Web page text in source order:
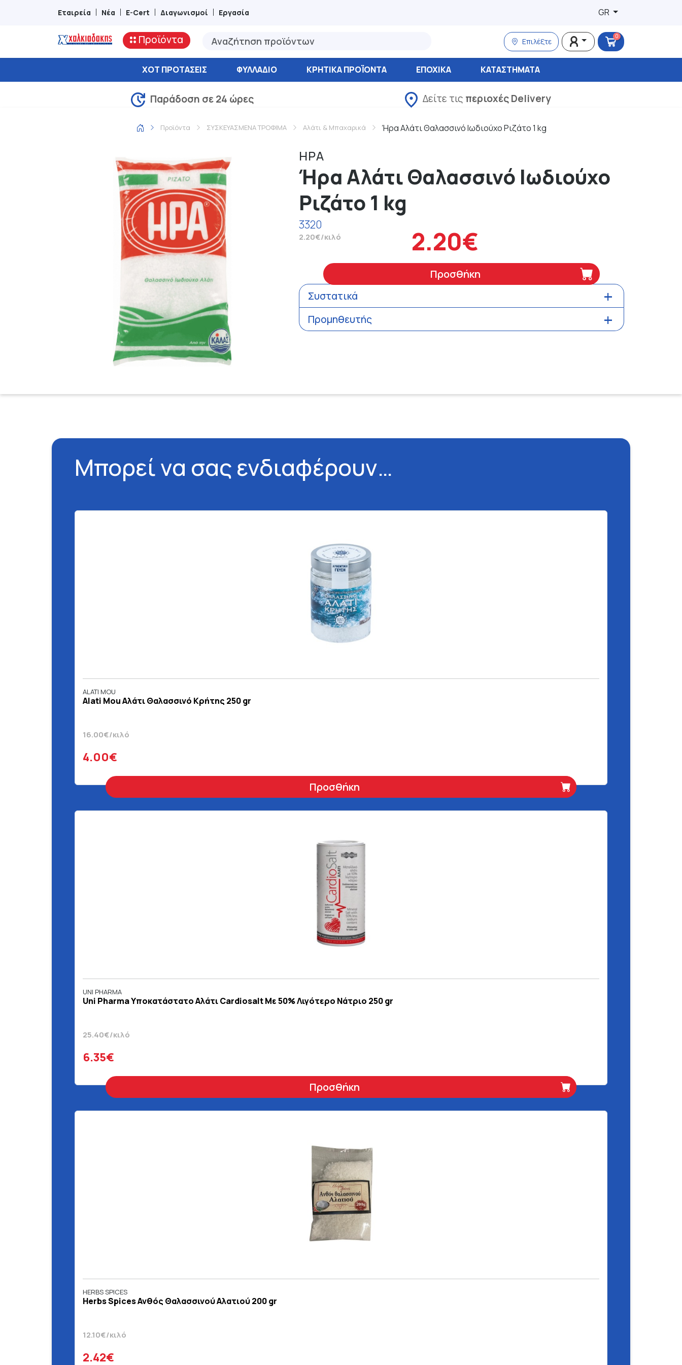
Εταιρεία Νέα E-Cert Διαγωνισμοί Εργασία GR
Προϊόντα Επιλέξτε
0
ΧΟΤ ΠΡΟΤΆΣΕΙΣ ΦΥΛΛΆΔΙΟ ΚΡΗΤΙΚΑ ΠΡΟΪΟΝΤΑ ΕΠΟΧΙΚΑ ΚΑΤΑΣΤΉΜΑΤΑ
Παράδοση σε 24 ώρες Δείτε τις περιοχές Delivery
Προϊόντα ΣΥΣΚΕΥΑΣΜΕΝΑ ΤΡΟΦΙΜΑ Αλάτι & Μπαχαρικά Ήρα Αλάτι Θαλασσινό Ιωδιούχο Ριζάτο 1 kg
ΗΡΑ
Ήρα Αλάτι Θαλασσινό Ιωδιούχο
Ριζάτο 1 kg
3320
2.20€/κιλό 2.20€
Προσθήκη
Συστατικά
Προμηθευτής
Μπορεί να σας ενδιαφέρουν…
ALATI MOU
Alati Mou Αλάτι Θαλασσινό Κρήτης 250 gr
16.00€/κιλό
4.00€
Προσθήκη
UNI PHARMA
Uni Pharma Υποκατάστατο Αλάτι Cardiosalt Με 50% Λιγότερο Νάτριο 250 gr
25.40€/κιλό
6.35€
Προσθήκη
HERBS SPICES
Herbs Spices Ανθός Θαλασσινού Αλατιού 200 gr
12.10€/κιλό
2.42€